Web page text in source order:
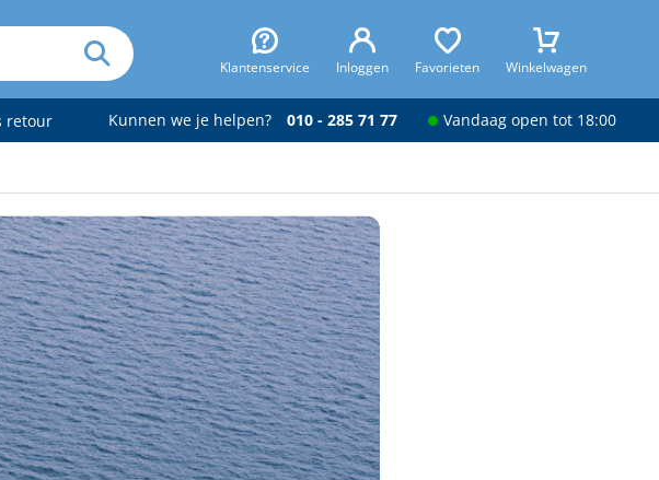
Klantenservice Inloggen Favorieten Winkelwagen
retour Kunnen we je helpen? 010 - 285 71 77 Vandaag open tot 18:00